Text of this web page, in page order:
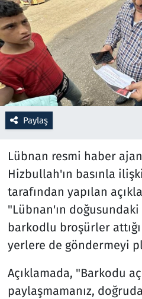
Paylaş
Lübnan resmi haber
Hizbullah'ın basınla
tarafından yapılan
"Lübnan'ın
barkodlu broşürler
yerlere de göndermeyi
Açıklamada, "Barkodu
paylaşmamanız,
Rüya Tabirleri
Sağlık
Savunma Sanayi
Seçim 2023
Teknoloji ve Bilim
Televizyon